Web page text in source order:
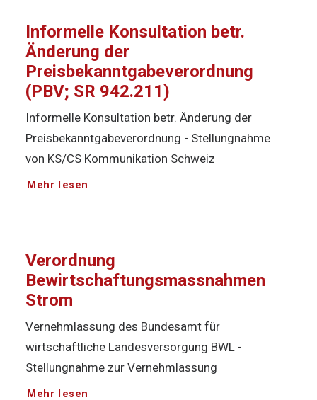
Informelle Konsultation betr.
Änderung der
Preisbekanntgabeverordnung
(PBV; SR 942.211)
Informelle Konsultation betr. Änderung der
Preisbekanntgabeverordnung - Stellungnahme
von KS/CS Kommunikation Schweiz
Mehr lesen
Verordnung
Bewirtschaftungsmassnahmen
Strom
Vernehmlassung des Bundesamt für
wirtschaftliche Landesversorgung BWL -
Stellungnahme zur Vernehmlassung
Mehr lesen